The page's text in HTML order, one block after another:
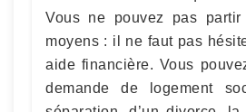
Vous ne pouvez pas
moyens : il ne faut pas
aide financière. Vous
demande de logement